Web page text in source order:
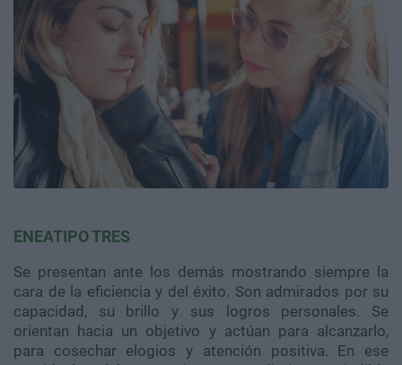
ENEATIPO TRES
Se presentan ante los demás mostrando siempre la
cara de la eficiencia y del éxito. Son admirados por su
capacidad, su brillo y sus logros personales. Se
orientan hacia un objetivo y actúan para alcanzarlo,
para cosechar elogios y atención positiva. En ese